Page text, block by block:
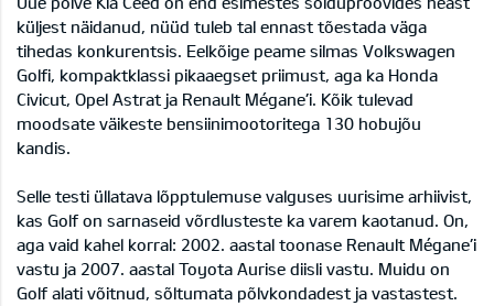
küljest näidanud, nüüd tuleb tal ennast tõestada väga
tihedas konkurentsis. Eelkõige peame silmas Volkswagen
Golfi, kompaktklassi pikaaegset priimust, aga ka Honda
Civicut, Opel Astrat ja Renault Mégane’i. Kõik tulevad
moodsate väikeste bensiinimootoritega 130 hobujõu
kandis.
Selle testi üllatava lõpptulemuse valguses uurisime arhiivist,
kas Golf on sarnaseid võrdlusteste ka varem kaotanud. On,
aga vaid kahel korral: 2002. aastal toonase Renault Mégane’i
vastu ja 2007. aastal Toyota Aurise diisli vastu. Muidu on
Golf alati võitnud, sõltumata põlvkondadest ja vastastest.